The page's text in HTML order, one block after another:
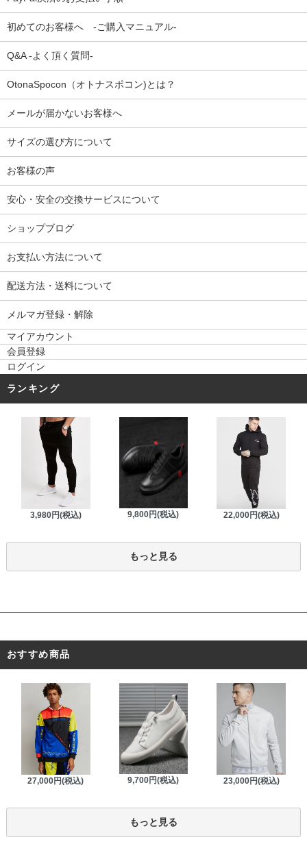
初めてのお客様へ -ご購入マニュアル-
Q&A -よく頂く質問-
OtonaSpocon（オトナスポコン)とは？
メールが届かないお客様へ
サイズの選び方について
お客様の声
安心・安全の交換サービスについて
ショップブログ
お支払い方法について
配送方法・送料について
メルマガ登録・解除
マイアカウント
会員登録
ログイン
ランキング
3,980円(税込) 9,800円(税込) 22,000円(税込)
もっと見る
おすすめ商品
27,000円(税込) 9,700円(税込) 23,000円(税込)
もっと見る